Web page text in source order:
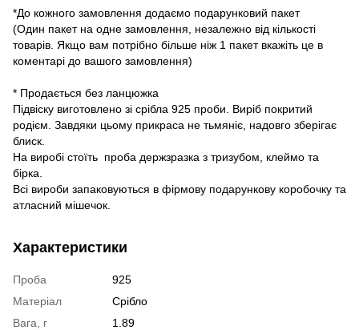
*До кожного замовлення додаємо подарунковий пакет
(Один пакет на одне замовлення, незалежно від кількості
товарів. Якщо вам потрібно більше ніж 1 пакет вкажіть це в
коментарі до вашого замовлення)
* Продається без ланцюжка
Підвіску виготовлено зі срібла 925 проби. Виріб покритий
родієм. Завдяки цьому прикраса не тьмяніє, надовго зберігає
блиск.
На виробі стоїть проба держзразка з тризубом, клеймо та
бірка.
Всі вироби запаковуються в фірмову подарункову коробочку та
атласний мішечок.
Характеристики
Проба
925
Матеріал
Срібло
Вага, г
1.89